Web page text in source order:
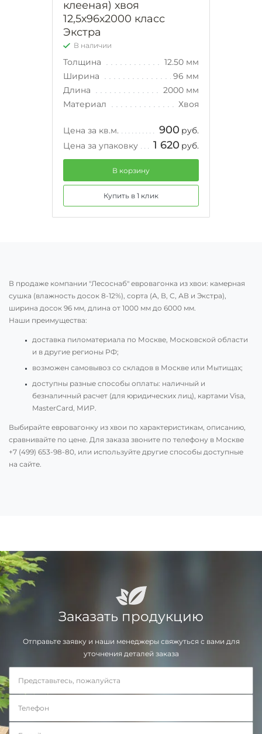
клееная) хвоя
12,5х96х2000 класс
Экстра
В наличии
Толщина
12.50 мм
Ширина
96 мм
Длина
2000 мм
Материал
Хвоя
Цена за кв.м. 900 руб.
Цена за упаковку
1 620 руб.
В корзину
Купить в 1 клик
В продаже компании "Лесоснаб" евровагонка из хвои: камерная
сушка (влажность досок 8-12%), сорта (А, В, С, АВ и Экстра),
ширина досок 96 мм, длина от 1000 мм до 6000 мм.
Наши преимущества:
доставка пиломатериала по Москве, Московской области
и в другие регионы РФ;
возможен самовывоз со складов в Москве или Мытищах;
доступны разные способы оплаты: наличный и
безналичный расчет (для юридических лиц), картами Visa,
MasterCard, МИР.
Выбирайте евровагонку из хвои по характеристикам, описанию,
сравнивайте по цене. Для заказа звоните по телефону в Москве
+7 (499) 653-98-80, или используйте другие способы доступные
на сайте.
Заказать продукцию
Отправьте заявку и наши менеджеры свяжуться с вами для
уточнения деталей заказа